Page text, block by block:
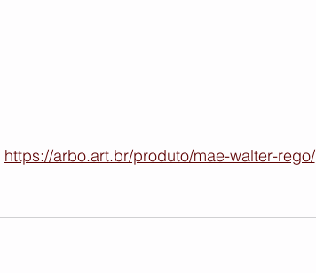
https://arbo.art.br/produto/mae-walter-rego/